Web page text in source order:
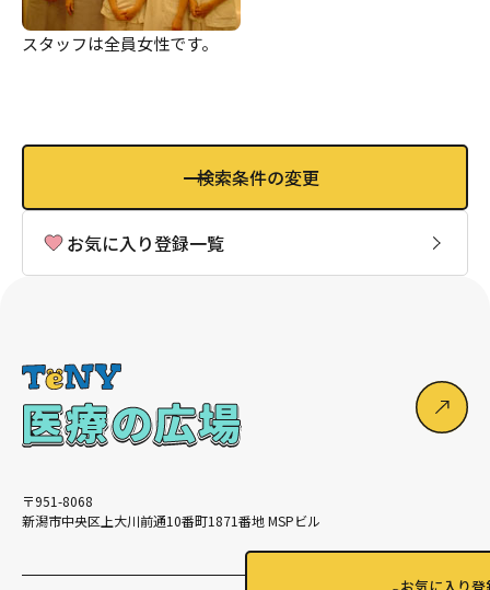
お気に入り登
スタッフは全員女性です。
検索条件の変更
お気に入り登録一覧
〒951-8068
新潟市中央区上大川前通10番町1871番地 MSPビル